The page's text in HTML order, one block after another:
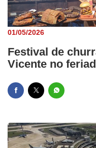
01/05/2026
Festival de
Vicente no